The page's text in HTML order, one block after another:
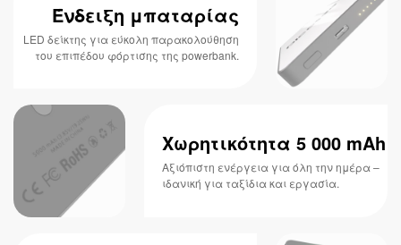
Ένδειξη μπαταρίας
LED δείκτης για εύκολη παρακολούθηση
του επιπέδου φόρτισης της powerbank.
Χωρητικότητα 5 000 mAh
Αξιόπιστη ενέργεια για όλη την ημέρα –
ιδανική για ταξίδια και εργασία.